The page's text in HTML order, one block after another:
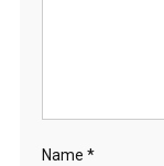
Name *